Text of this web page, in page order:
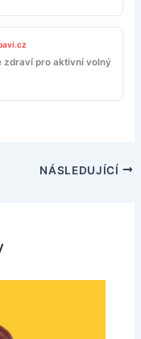
zdraví pro aktivní volný
NÁSLEDUJÍCÍ